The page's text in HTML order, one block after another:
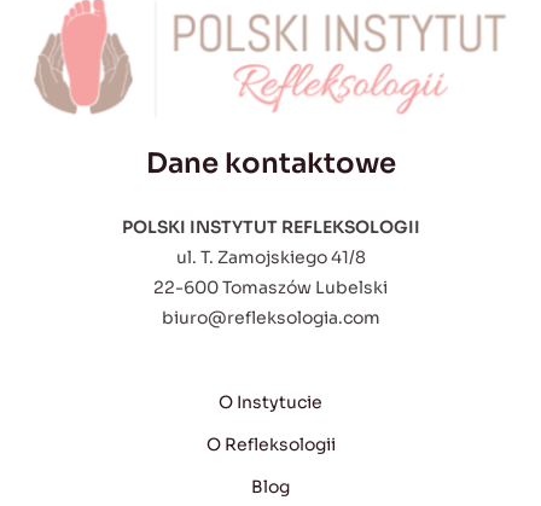
Dane kontaktowe
POLSKI INSTYTUT REFLEKSOLOGII
ul. T. Zamojskiego 41/8
22-600 Tomaszów Lubelski
biuro@refleksologia.com
O Instytucie
O Refleksologii
Blog